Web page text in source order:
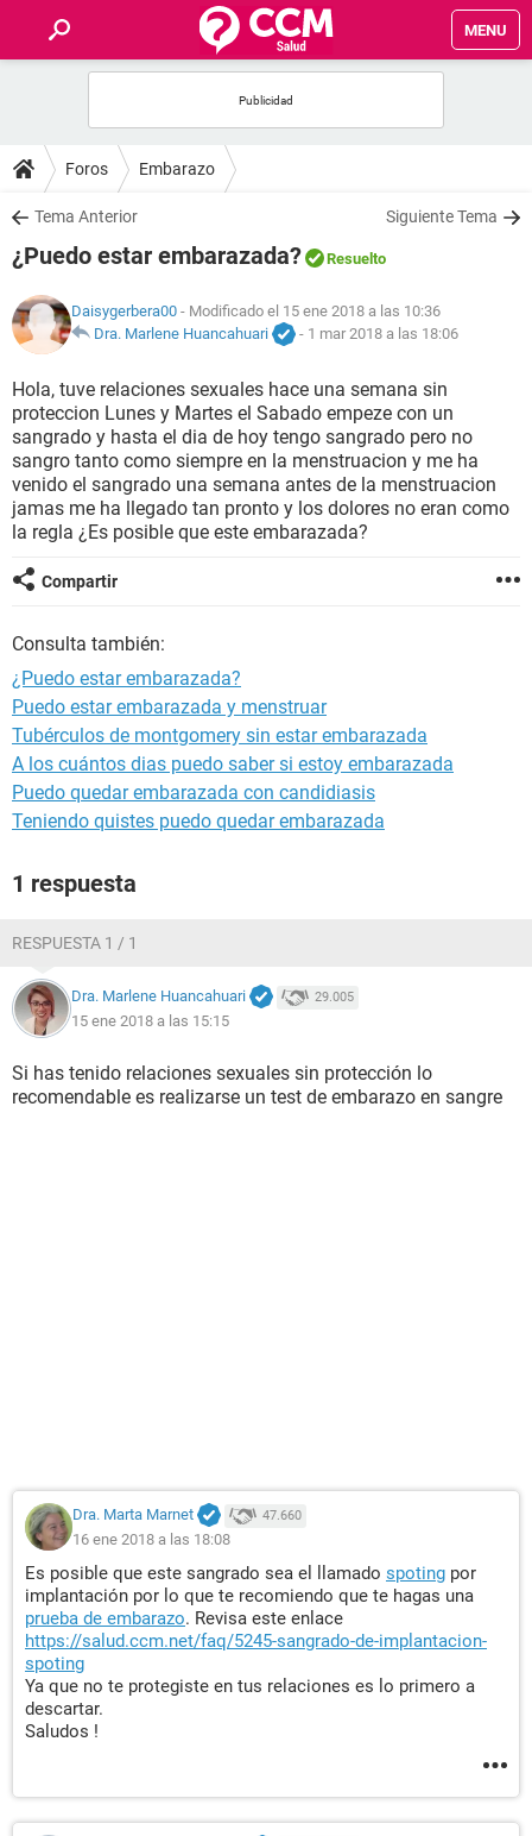
MENU
FOROS
SALUD
FAMILIA
NUTRICIÓN
BIENESTAR
SEXUALIDAD
GLOSARIO
Foros Embarazo
Tema Anterior Siguiente Tema
¿Puedo estar embarazada? Resuelto
Daisygerbera00 - Modificado el 15 ene 2018 a las 10:36
Dra. Marlene Huancahuari
- 1 mar 2018 a las 18:06
Hola, tuve relaciones sexuales hace una semana sin
proteccion Lunes y Martes el Sabado empeze con un
sangrado y hasta el dia de hoy tengo sangrado pero no
sangro tanto como siempre en la menstruacion y me ha
venido el sangrado una semana antes de la menstruacion
jamas me ha llegado tan pronto y los dolores no eran como
la regla ¿Es posible que este embarazada?
Compartir
Consulta también:
¿Puedo estar embarazada?
Puedo estar embarazada y menstruar
Tubérculos de montgomery sin estar embarazada
A los cuántos dias puedo saber si estoy embarazada
Puedo quedar embarazada con candidiasis
Teniendo quistes puedo quedar embarazada
1 respuesta
RESPUESTA 1 / 1
Dra. Marlene Huancahuari 29.005
15 ene 2018 a las 15:15
Si has tenido relaciones sexuales sin protección lo
recomendable es realizarse un test de embarazo en sangre
Dra. Marta Marnet 47.660
16 ene 2018 a las 18:08
Es posible que este sangrado sea el llamado spoting por
implantación por lo que te recomiendo que te hagas una
prueba de embarazo. Revisa este enlace
https://salud.ccm.net/faq/5245-sangrado-de-implantacion-
spoting
Ya que no te protegiste en tus relaciones es lo primero a
descartar.
Saludos !